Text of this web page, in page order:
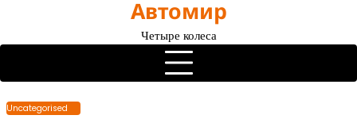
содержимому
Автомир
Четыре колеса
Uncategorised